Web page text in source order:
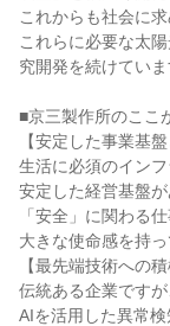
これからも社会に
これらに必要な太
究開発を続けていま
■京三製作所のここ
【安定した事業基
生活に必須のイン
安定した経営基盤が
「安全」に関わる
大きな使命感を持
【最先端技術への
伝統ある企業ですが
AIを活用した異常